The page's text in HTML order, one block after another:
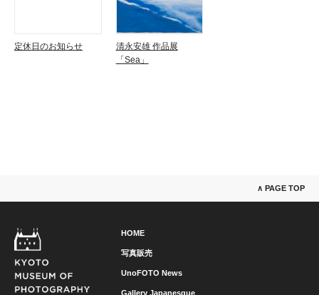
定休日のお知らせ
清永安雄 作品展
「Sea」
∧ PAGE TOP
HOME
写真販売
UnoFOTO News
Gallery Japanesque